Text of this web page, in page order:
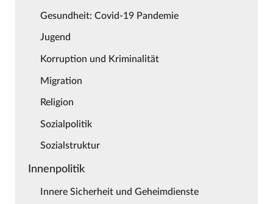
Gesundheit: Covid-19 Pandemie
Jugend
Korruption und Kriminalität
Migration
Religion
Sozialpolitik
Sozialstruktur
Innenpolitik
Innere Sicherheit und Geheimdienste